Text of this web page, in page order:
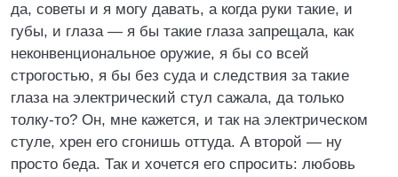
да, советы и я могу давать, а когда руки такие, и
губы, и глаза — я бы такие глаза запрещала, как
неконвенциональное оружие, я бы со всей
строгостью, я бы без суда и следствия за такие
глаза на электрический стул сажала, да только
толку-то? Он, мне кажется, и так на электрическом
стуле, хрен его сгонишь оттуда. А второй — ну
просто беда. Так и хочется его спросить: любовь